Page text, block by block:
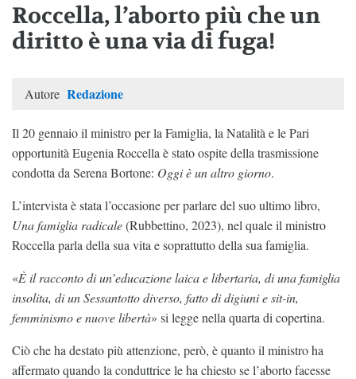
Roccella, l’aborto più che un
diritto è una via di fuga!
Autore Redazione
Il 20 gennaio il ministro per la Famiglia, la Natalità e le Pari
opportunità Eugenia Roccella è stato ospite della trasmissione
condotta da Serena Bortone: Oggi è un altro giorno.
L’intervista è stata l’occasione per parlare del suo ultimo libro,
Una famiglia radicale(Rubbettino, 2023), nel quale il ministro
Roccella parla della sua vita e soprattutto della sua famiglia.
«È il racconto di un’educazione laica e libertaria, di una famiglia
insolita, di un Sessantotto diverso, fatto di digiuni e sit-in,
femminismo e nuove libertà» si legge nella quarta di copertina.
Ciò che ha destato più attenzione, però, è quanto il ministro ha
affermato quando la conduttrice le ha chiesto se l’aborto facesse